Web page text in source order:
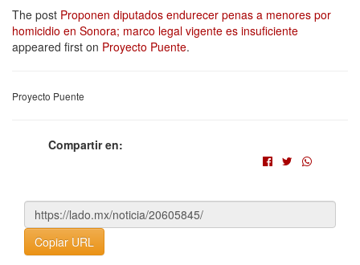
The post Proponen diputados endurecer penas a menores por
homicidio en Sonora; marco legal vigente es insuficiente
appeared first on Proyecto Puente.
Proyecto Puente
Compartir en:
Copiar URL